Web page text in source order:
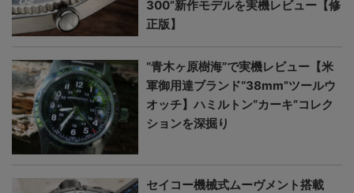
300”新作モデルを実機レビュー【修
正版】
“青木ヶ原樹海”で実機レビュー【米
軍御用達ブランド“38mm”ツールウ
オッチ】ハミルトン“カーキ”コレク
ションを深掘り
セイコー機械式ムーヴメント搭載